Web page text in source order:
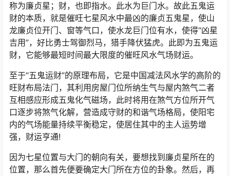
称为廉贞星；财，也即指水。此水为巨门水。故此五鬼运
财的本质，就是催旺七星风水中最凶的廉贞五鬼星，使山
龙廉贞位开门、窗等气口，使水龙巨门位有水，使得“凶星
吉用”，好比勇士驾御烈马，猎手降伏猛虎。此即为五鬼运
财，它能够最短时间最大限度的催旺风水气场财运。
至于“五鬼运财”的原理布局，它是中国减法风水学的高阶的
旺财布局法门，其利用房屋门位所纳生气与屋内煞气二者
互相感应形成五鬼化气磁场，此时将用在煞气方位所开气
口逐步将煞气化解，营造成守财的和谐气场格局，使阳宅
内的气场能量持续平衡稳定，使居住其中的主人运势增
强，财运亨通!
因为七星位置与大门的朝向有关，要想找到廉贞星所在的
位置，那么首先便要确定大门所在方位的卦象。然后，再